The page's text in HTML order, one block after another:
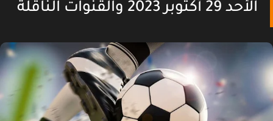
الأحد 29 أكتوبر 2023 والقنوات الناقلة